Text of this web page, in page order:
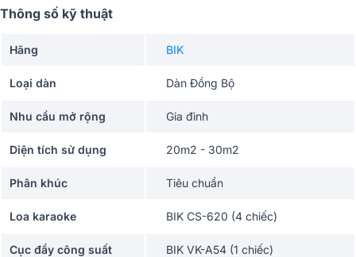
Thông số kỹ thuật
Hãng BIK
Loại dàn Dàn Đồng Bộ
Nhu cầu mở rộng Gia đình
Diện tích sử dụng 20m2 - 30m2
Phân khúc Tiêu chuẩn
Loa karaoke BIK CS-620 (4 chiếc)
Cục đẩy công suất BIK VK-A54 (1 chiếc)